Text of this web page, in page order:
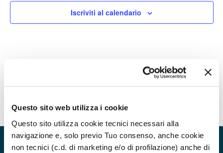
Questo sito web utilizza i cookie
Questo sito utilizza cookie tecnici necessari alla
navigazione e, solo previo Tuo consenso, anche cookie
non tecnici (c.d. di marketing e/o di profilazione) anche di
Iscriviti al calendario